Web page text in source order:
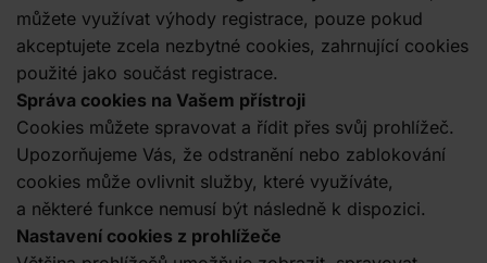
můžete využívat výhody registrace, pouze pokud
akceptujete zcela nezbytné cookies, zahrnující cookies
použité jako součást registrace.
Správa cookies na Vašem přístroji
Cookies můžete spravovat a řídit přes svůj prohlížeč.
Upozorňujeme Vás, že odstranění nebo zablokování
cookies může ovlivnit služby, které využíváte,
a některé funkce nemusí být následně k dispozici.
Nastavení cookies z prohlížeče